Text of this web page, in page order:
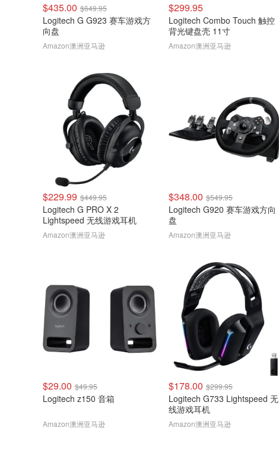
$435.00 $649.95
Logitech G G923 赛车游戏方
向盘
Amazon澳洲亚马逊
$299.95
Logitech Combo Touch 触控
背光键盘壳 11寸
Amazon澳洲亚马逊
$229.99 $449.95
Logitech G PRO X 2
Lightspeed 无线游戏耳机
Amazon澳洲亚马逊
$348.00 $549.95
Logitech G920 赛车游戏方向
盘
Amazon澳洲亚马逊
$29.00 $49.95
Logitech z150 音箱
Amazon澳洲亚马逊
$178.00 $299.95
Logitech G733 Lightspeed 无
线游戏耳机
Amazon澳洲亚马逊